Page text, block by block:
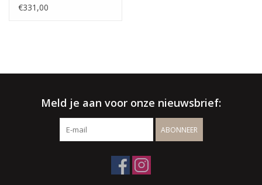
€331,00
Meld je aan voor onze nieuwsbrief:
ABONNEER